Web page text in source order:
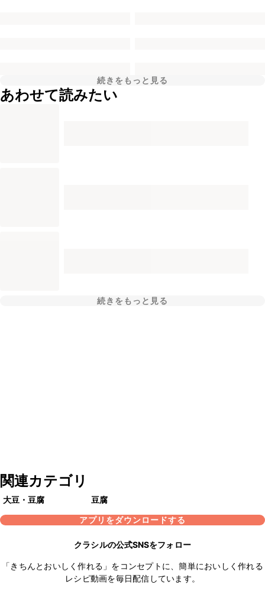
続きをもっと見る
あわせて読みたい
続きをもっと見る
関連カテゴリ
大豆・豆腐
豆腐
アプリをダウンロードする
クラシルの公式SNSをフォロー
「きちんとおいしく作れる」をコンセプトに、簡単においしく作れる
レシピ動画を毎日配信しています。